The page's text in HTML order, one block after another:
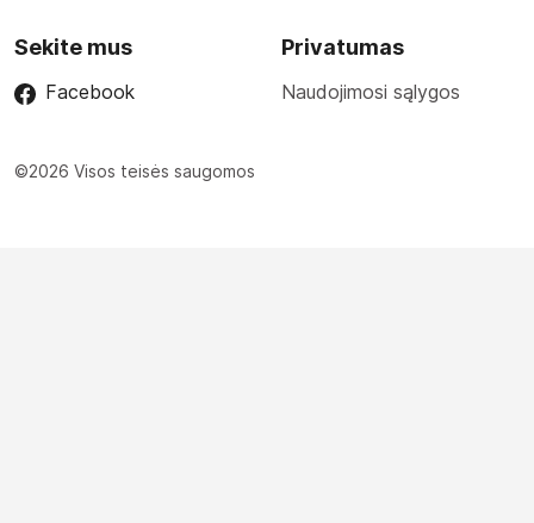
Sekite mus
Facebook
Privatumas
Naudojimosi sąlygos
©2026 Visos teisės saugomos